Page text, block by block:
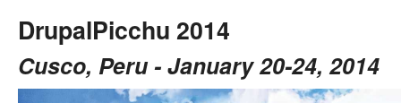
DrupalPicchu 2014
Cusco, Peru - January 20-24, 2014